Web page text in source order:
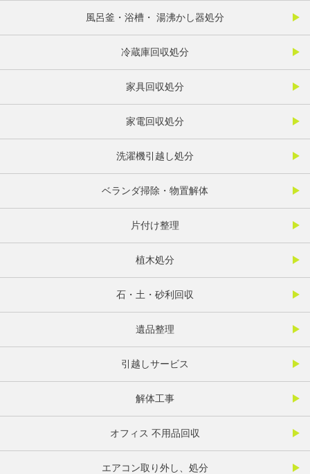
風呂釜・浴槽・ 湯沸かし器処分
冷蔵庫回収処分
家具回収処分
家電回収処分
洗濯機引越し処分
ベランダ掃除・物置解体
片付け整理
植木処分
石・土・砂利回収
遺品整理
引越しサービス
解体工事
オフィス 不用品回収
エアコン取り外し、処分